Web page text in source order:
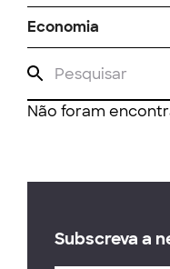
Economia
Não foram
Subscreva a